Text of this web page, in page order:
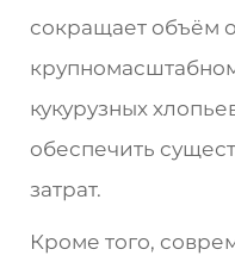
сокращает объём
кукурузных
обеспечить
затрат.
Кроме того,